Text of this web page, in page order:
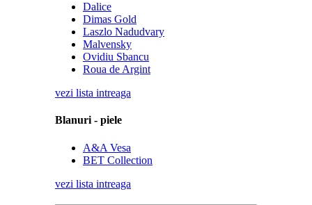
Dalice
Dimas Gold
Laszlo Nadudvary
Malvensky
Ovidiu Sbancu
Roua de Argint
vezi lista intreaga
Blanuri - piele
A&A Vesa
BET Collection
vezi lista intreaga